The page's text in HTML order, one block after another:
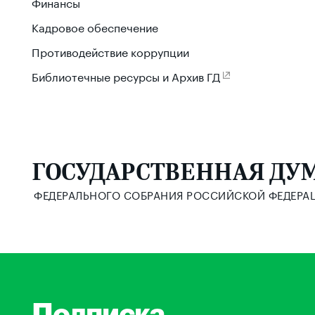
Кадровое обеспечение
Противодействие коррупции
Библиотечные ресурсы и Архив ГД
ГОСУДАРСТВЕННАЯ
ФЕДЕРАЛЬНОГО СОБРАНИЯ РОССИЙСКОЙ